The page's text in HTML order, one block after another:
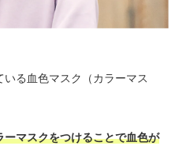
る血色マスク（カラーマス
ーマスクをつけることで血色が